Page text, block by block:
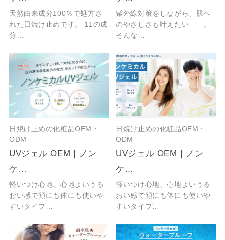
天然由来成分100％で処方さ
れた日焼け止めです。 11の成
分…
紫外線対策をしながら、肌へ
のやさしさも叶えたい――。
そんな…
日焼け止めの化粧品OEM・
ODM
UVジェル OEM｜ノン
ケ…
軽いつけ心地、心地よいうる
おい感で顔にも体にも使いや
すいタイプ…
日焼け止めの化粧品OEM・
ODM
UVジェル OEM｜ノン
ケ…
軽いつけ心地、心地よいうる
おい感で顔にも体にも使いや
すいタイプ…